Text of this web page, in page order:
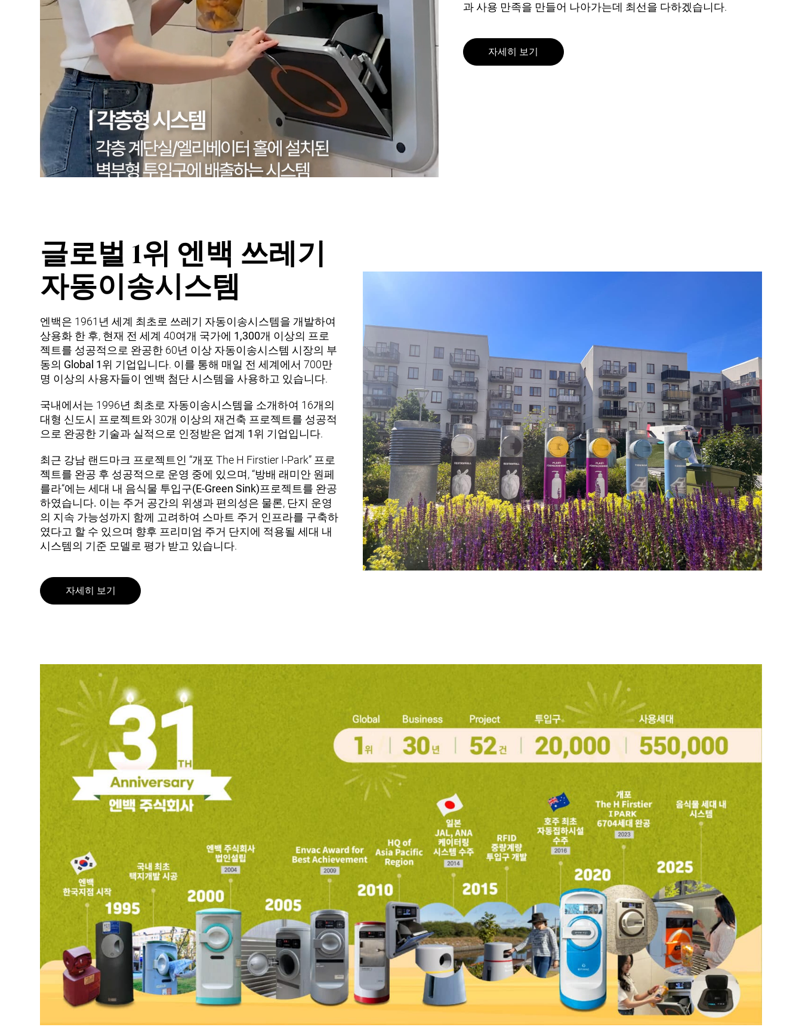
과 사용 만족을 만들어 나아가는데 최선을 다하겠습니다.
자세히 보기
글로벌 1위 엔백 쓰레기
자동이송시스템
엔백은 1961년세계 최초로 쓰레기 자동이송시스템을 개발하여
상용화 한 후, 현재 전 세계 40여개 국가에 1,300개 이상의 프로
젝트를 성공적으로 완공한 60년 이상 자동이송시스템 시장의 부
동의 Global 1위 기업입니다. 이를 통해 매일 전 세계에서 700만
명 이상의 사용자들이 엔백 첨단 시스템을 사용하고 있습니다.
국내에서는 1996년 최초로 자동이송시스템을 소개하여 16개의
대형 신도시 프로젝트와 30개 이상의 재건축 프로젝트를 성공적
으로 완공한 기술과 실적으로 인정받은 업계 1위 기업입니다.
최근 강남 랜드마크 프로젝트인 “개포 The H Firstier I-Park” 프로
젝트를 완공 후 성공적으로 운영 중에 있으며, “방배 래미안 원페
를라“에는세대 내 음식물 투입구(E-Green Sink)프로젝트를 완공
하였습니다. 이는 주거 공간의 위생과 편의성은 물론, 단지 운영
의 지속 가능성까지 함께 고려하여 스마트 주거 인프라를 구축하
였다고 할 수 있으며 향후 프리미엄 주거 단지에 적용될 세대 내
시스템의 기준 모델로 평가 받고 있습니다.
자세히 보기